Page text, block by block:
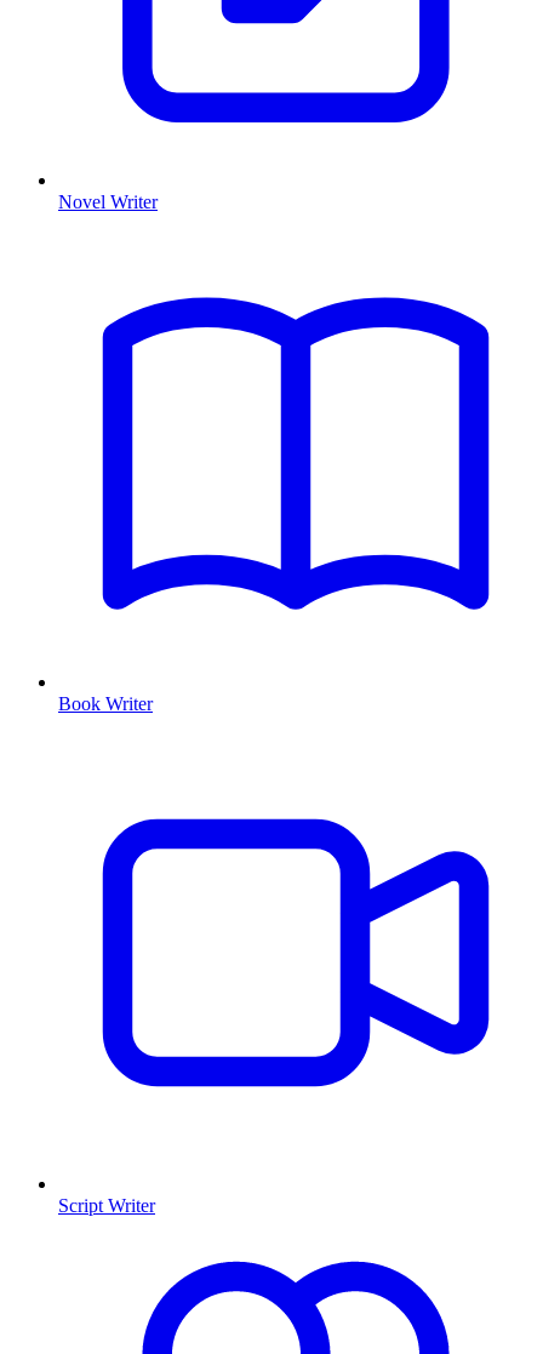
Novel Writer
Book Writer
Script Writer